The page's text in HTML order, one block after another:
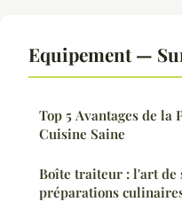
Equipement —
Top 5 Avantages de la
Cuisine Saine
Boîte traiteur : l'art de
préparations